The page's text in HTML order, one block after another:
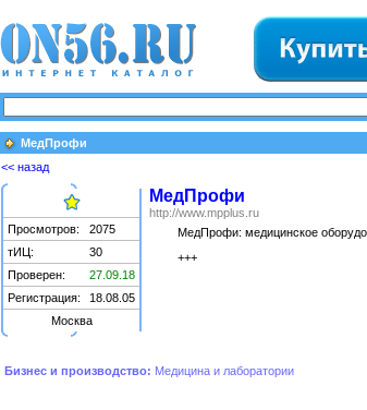
МедПрофи
<< назад
Просмотров:
2075
тИЦ:
30
Проверен:
27.09.18
Регистрация:
18.08.05
Москва
МедПрофи
http://www.mpplus.ru
МедПрофи: медицинское
+++
Бизнес и производство: Медицина и лаборатории